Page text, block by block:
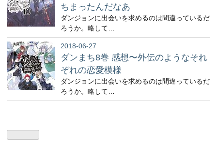
ちまったんだなあ
ダンジョンに出会いを求めるのは間違っているだ
ろうか。略して…
2018-06-27
ダンまち8巻 感想〜外伝のようなそれ
ぞれの恋愛模様
ダンジョンに出会いを求めるのは間違っているだ
ろうか。略して…